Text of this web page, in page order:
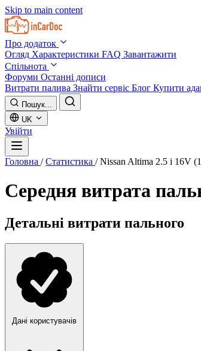
Skip to main content
Про додаток
Огляд Характеристики FAQ Завантажити
Спільнота
Форуми Останні дописи
Витрати палива Знайти сервіс Блог Купити
Пошук...
UK
Увійти
Головна / Статистика / Nissan Altima 2.5 i 16V
Середня витрата
Детальні витрати пального
Дані користувачів